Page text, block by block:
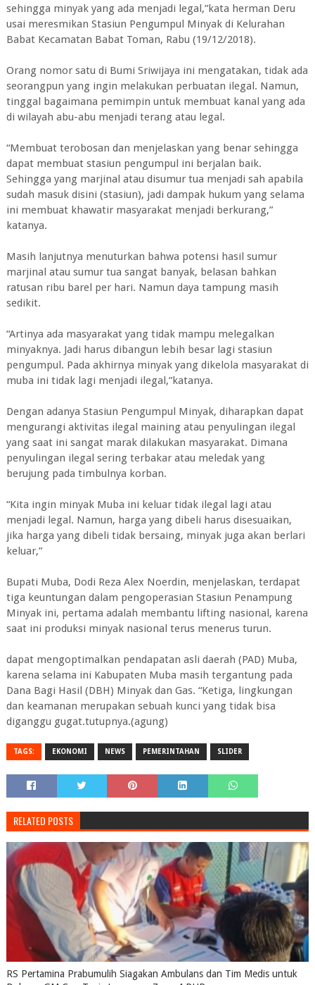
sehingga minyak yang ada menjadi legal,”kata herman Deru
usai meresmikan Stasiun Pengumpul Minyak di Kelurahan
Babat Kecamatan Babat Toman, Rabu (19/12/2018).
Orang nomor satu di Bumi Sriwijaya ini mengatakan, tidak ada
seorangpun yang ingin melakukan perbuatan ilegal. Namun,
tinggal bagaimana pemimpin untuk membuat kanal yang ada
di wilayah abu-abu menjadi terang atau legal.
“Membuat terobosan dan menjelaskan yang benar sehingga
dapat membuat stasiun pengumpul ini berjalan baik.
Sehingga yang marjinal atau disumur tua menjadi sah apabila
sudah masuk disini (stasiun), jadi dampak hukum yang selama
ini membuat khawatir masyarakat menjadi berkurang,”
katanya.
Masih lanjutnya menuturkan bahwa potensi hasil sumur
marjinal atau sumur tua sangat banyak, belasan bahkan
ratusan ribu barel per hari. Namun daya tampung masih
sedikit.
“Artinya ada masyarakat yang tidak mampu melegalkan
minyaknya. Jadi harus dibangun lebih besar lagi stasiun
pengumpul. Pada akhirnya minyak yang dikelola masyarakat di
muba ini tidak lagi menjadi ilegal,”katanya.
Dengan adanya Stasiun Pengumpul Minyak, diharapkan dapat
mengurangi aktivitas ilegal maining atau penyulingan ilegal
yang saat ini sangat marak dilakukan masyarakat. Dimana
penyulingan ilegal sering terbakar atau meledak yang
berujung pada timbulnya korban.
“Kita ingin minyak Muba ini keluar tidak ilegal lagi atau
menjadi legal. Namun, harga yang dibeli harus disesuaikan,
jika harga yang dibeli tidak bersaing, minyak juga akan berlari
keluar,”
Bupati Muba, Dodi Reza Alex Noerdin, menjelaskan, terdapat
tiga keuntungan dalam pengoperasian Stasiun Penampung
Minyak ini, pertama adalah membantu lifting nasional, karena
saat ini produksi minyak nasional terus menerus turun.
dapat mengoptimalkan pendapatan asli daerah (PAD) Muba,
karena selama ini Kabupaten Muba masih tergantung pada
Dana Bagi Hasil (DBH) Minyak dan Gas. “Ketiga, lingkungan
dan keamanan merupakan sebuah kunci yang tidak bisa
diganggu gugat.tutupnya.(agung)
TAGS: EKONOMI NEWS PEMERINTAHAN SLIDER
RELATED POSTS
RS Pertamina Prabumulih Siagakan Ambulans dan Tim Medis untuk